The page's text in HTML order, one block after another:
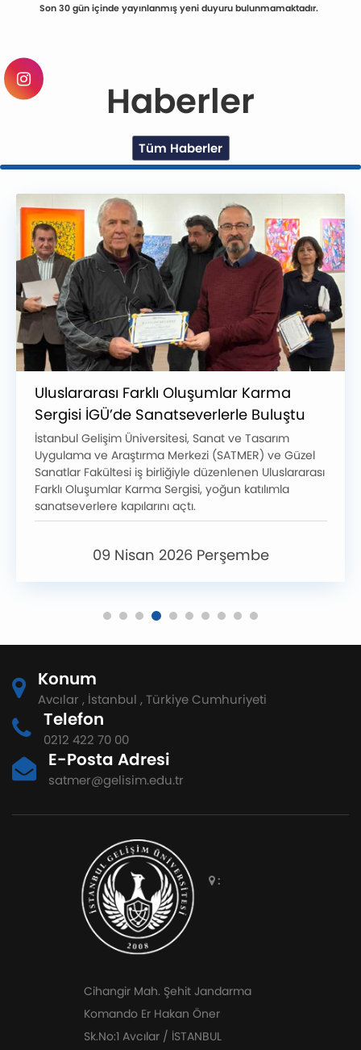
Son 30 gün içinde yayınlanmış yeni duyuru bulunmamaktadır.
Haberler
Tüm Haberler
Uluslararası Farklı Oluşumlar Karma
Sergisi İGÜ’de Sanatseverlerle Buluştu
İstanbul Gelişim Üniversitesi, Sanat ve Tasarım
Uygulama ve Araştırma Merkezi (SATMER) ve Güzel
Sanatlar Fakültesi iş birliğiyle düzenlenen Uluslararası
Farklı Oluşumlar Karma Sergisi, yoğun katılımla
sanatseverlere kapılarını açtı.
09 Nisan 2026 Perşembe
Konum
Avcılar , İstanbul , Türkiye Cumhuriyeti
Telefon
0212 422 70 00
E-Posta Adresi
satmer@gelisim.edu.tr
:
Cihangir Mah. Şehit Jandarma
Komando Er Hakan Öner
Sk.No:1 Avcılar / İSTANBUL